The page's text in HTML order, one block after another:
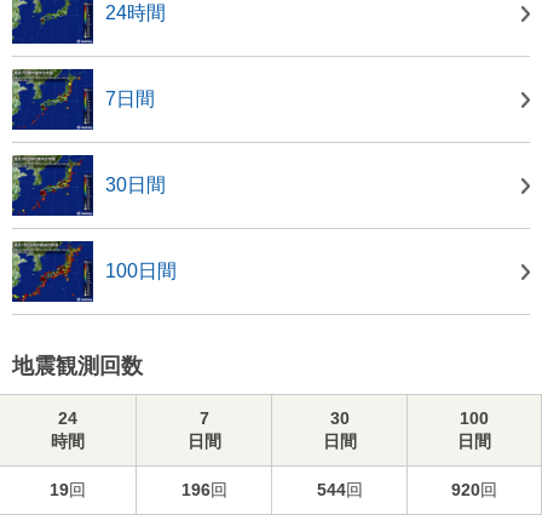
24時間
7日間
30日間
100日間
地震観測回数
24
時間
7
日間
30
日間
100
日間
19回 196回 544回 920回